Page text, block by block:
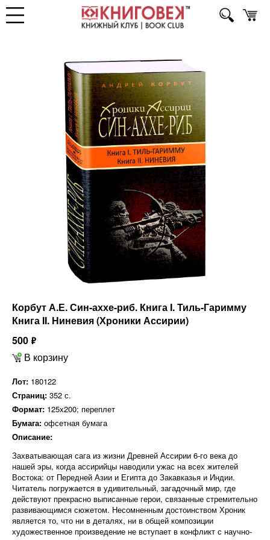
Корбут А.Е. Син-аххе-риб. Книга I. Тиль-Гаримму
Книга II. Ниневия (Хроники Ассирии)
500 ф
В корзину
Лот: 180122
Страниц: 352 с.
Формат: 125х200; переплет
Бумага: офсетная бумага
Описание:
Захватывающая сага из жизни Древней Ассирии 6-го века до
нашей эры, когда ассирийцы наводили ужас на всех жителей
Востока: от Передней Азии и Египта до Закавказья и Индии.
Читатель погружается в удивительный, загадочный мир, где
действуют прекрасно выписанные герои, связанные стремительно
развивающимся сюжетом. Несомненным достоинством Хроник
является то, что ни в деталях, ни в общей композиции
художественное произведение не вступает в конфликт с научно-